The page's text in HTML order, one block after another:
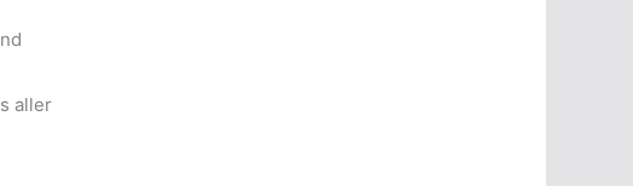
aller